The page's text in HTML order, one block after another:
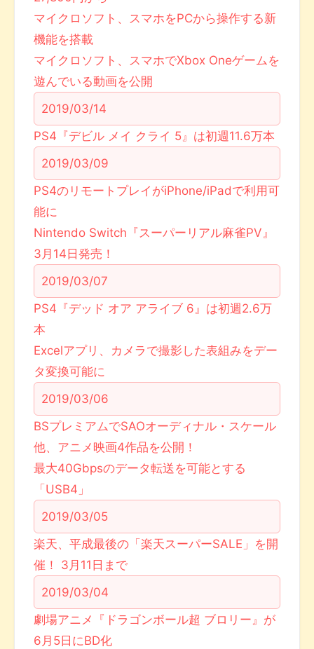
マイクロソフト、スマホをPCから操作する新
機能を搭載
マイクロソフト、スマホでXbox Oneゲームを
遊んでいる動画を公開
2019/03/14
PS4『デビル メイ クライ 5』は初週11.6万本
2019/03/09
PS4のリモートプレイがiPhone/iPadで利用可
能に
Nintendo Switch『スーパーリアル麻雀PV』
3月14日発売！
2019/03/07
PS4『デッド オア アライブ 6』は初週2.6万
本
Excelアプリ、カメラで撮影した表組みをデー
タ変換可能に
2019/03/06
BSプレミアムでSAOオーディナル・スケール
他、アニメ映画4作品を公開！
最大40Gbpsのデータ転送を可能とする
「USB4」
2019/03/05
楽天、平成最後の「楽天スーパーSALE」を開
催！ 3月11日まで
2019/03/04
劇場アニメ『ドラゴンボール超 ブロリー』が
6月5日にBD化